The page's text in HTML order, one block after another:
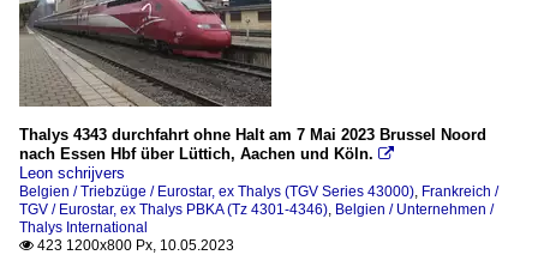
Thalys 4343 durchfahrt ohne Halt am 7 Mai 2023 Brussel Noord
nach Essen Hbf über Lüttich, Aachen und Köln. 
Leon schrijvers
Belgien / Triebzüge / Eurostar, ex Thalys (TGV Series 43000), Frankreich /
TGV / Eurostar, ex Thalys PBKA (Tz 4301-4346), Belgien / Unternehmen /
Thalys International
 423 1200x800 Px, 10.05.2023